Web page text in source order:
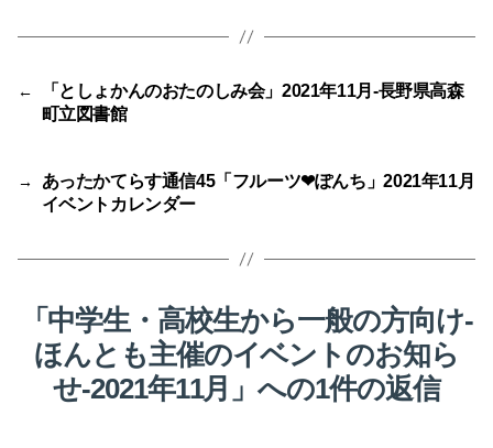
←
「としょかんのおたのしみ会」2021年11月-長野県高森
町立図書館
→
あったかてらす通信45「フルーツ❤ぽんち」2021年11月
イベントカレンダー
「中学生・高校生から一般の方向け-
ほんとも主催のイベントのお知ら
せ-2021年11月」への1件の返信